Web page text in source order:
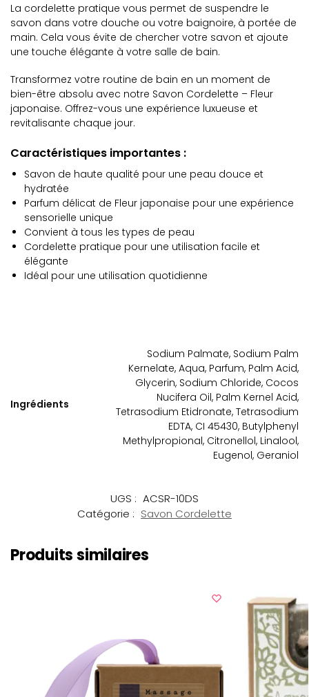
La cordelette pratique vous permet de suspendre le
savon dans votre douche ou votre baignoire, à portée de
main. Cela vous évite de chercher votre savon et ajoute
une touche élégante à votre salle de bain.
Transformez votre routine de bain en un moment de
bien-être absolu avec notre Savon Cordelette – Fleur
japonaise. Offrez-vous une expérience luxueuse et
revitalisante chaque jour.
Caractéristiques importantes :
Savon de haute qualité pour une peau douce et
hydratée
Parfum délicat de Fleur japonaise pour une expérience
sensorielle unique
Convient à tous les types de peau
Cordelette pratique pour une utilisation facile et
élégante
Idéal pour une utilisation quotidienne
Ingrédients
Sodium Palmate, Sodium Palm
Kernelate, Aqua, Parfum, Palm Acid,
Glycerin, Sodium Chloride, Cocos
Nucifera Oil, Palm Kernel Acid,
Tetrasodium Etidronate, Tetrasodium
EDTA, CI 45430, Butylphenyl
Methylpropional, Citronellol, Linalool,
Eugenol, Geraniol
UGS : ACSR-10DS
Catégorie : Savon Cordelette
Produits similaires